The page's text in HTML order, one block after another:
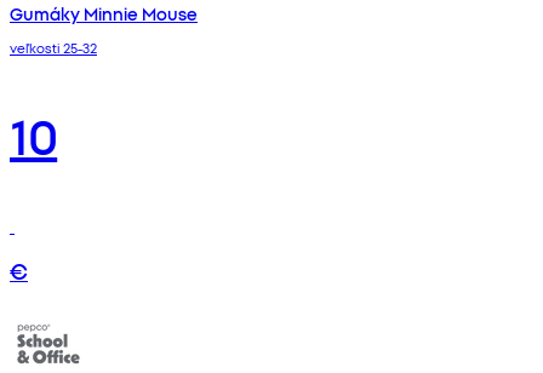
Gumáky Minnie Mouse
veľkosti 25-32
10
€